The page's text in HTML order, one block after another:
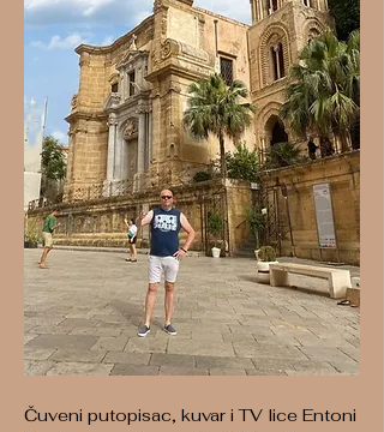
Čuveni putopisac, kuvar i TV lice Entoni